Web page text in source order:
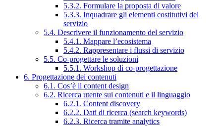
5.3.2. Formulare la proposta di valore
5.3.3. Inquadrare gli elementi costitutivi del
servizio
5.4. Descrivere il funzionamento del servizio
5.4.1. Mappare l’ecosistema
5.4.2. Rappresentare i flussi di servizio
5.5. Co-progettare le soluzioni
5.5.1. Workshop di co-progettazione
6. Progettazione dei contenuti
6.1. Cos’è il content design
6.2. Ricerca utente sui contenuti e il linguaggio
6.2.1. Content discovery
6.2.2. Dati di ricerca (search keywords)
6.2.3. Ricerca tramite analytics